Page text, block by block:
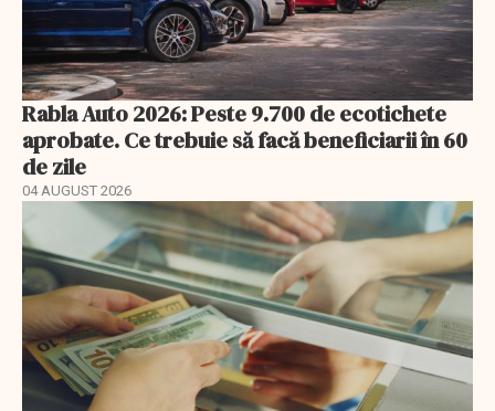
Rabla Auto 2026: Peste 9.700 de ecotichete
aprobate. Ce trebuie să facă beneficiarii în 60
de zile
04 AUGUST 2026